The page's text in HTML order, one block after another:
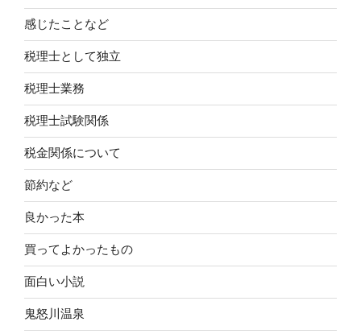
感じたことなど
税理士として独立
税理士業務
税理士試験関係
税金関係について
節約など
良かった本
買ってよかったもの
面白い小説
鬼怒川温泉